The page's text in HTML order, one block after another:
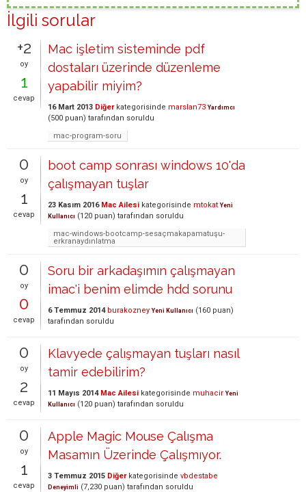
İlgili sorular
+2
oy
1
cevap
Mac işletim sisteminde pdf
dostaları üzerinde düzenleme
yapabilir miyim?
16 Mart 2013 Diğerkategorisinde marslan73 Yardımcı
(500 puan) tarafından soruldu
mac-program-soru
0
oy
1
cevap
boot camp sonrası windows 10'da
çalışmayan tuşlar
23 Kasım 2016 Mac Ailesi kategorisinde mtokat Yeni
Kullanıcı (120 puan) tarafından soruldu
mac-windows-bootcamp-sesaçmakapamatuşu-
erkranaydınlatma
0
oy
0
cevap
Soru bir arkadaşımın çalışmayan
imac'i benim elimde hdd sorunu
6 Temmuz 2014 burakozney Yeni Kullanıcı (160 puan)
tarafından soruldu
0
oy
2
cevap
Klavyede çalışmayan tuşları nasıl
tamir edebilirim?
11 Mayıs 2014 Mac Ailesi kategorisinde muhacir Yeni
Kullanıcı (120 puan) tarafından soruldu
0
oy
1
cevap
Apple Magic Mouse Çalışma
Masamın Üzerinde Çalışmıyor.
3 Temmuz 2015 Diğerkategorisinde vbdestabe
Deneyimli (7,230 puan) tarafından soruldu